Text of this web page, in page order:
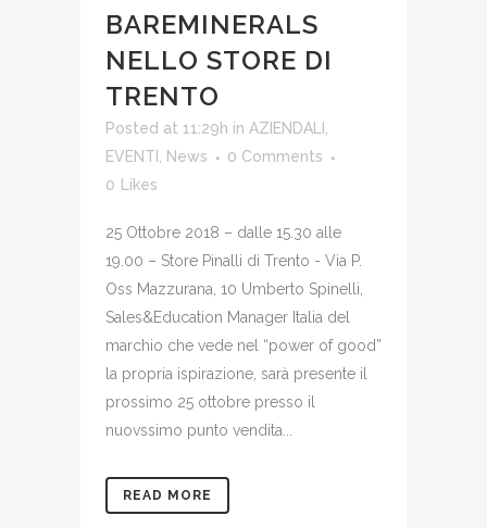
BAREMINERALS
NELLO STORE DI
TRENTO
Posted at 11:29h in AZIENDALI
EVENTI
News
0 Comments
0
Likes
25 Ottobre 2018 – dalle 15.30 alle
19.00 – Store Pinalli di Trento - Via P.
Oss Mazzurana, 10 Umberto Spinelli,
Sales&Education Manager Italia del
marchio che vede nel “power of good”
la propria ispirazione, sarà presente il
prossimo 25 ottobre presso il
nuovssimo punto vendita...
READ MORE